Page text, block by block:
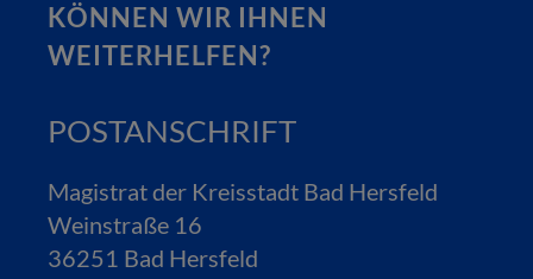
KÖNNEN WIR IHNEN
WEITERHELFEN?
POSTANSCHRIFT
Magistrat der Kreisstadt Bad Hersfeld
Weinstraße 16
36251 Bad Hersfeld